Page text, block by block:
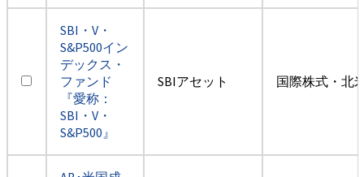
SBI・V・
S&P500イン
デックス・
ファンド
『愛称：
SBI・V・
S&P500』
SBIアセット 国際株式・北